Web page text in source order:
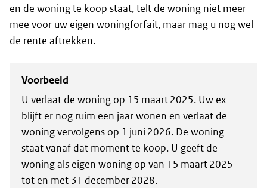
en de woning te koop staat, telt de woning niet meer
mee voor uw eigen woningforfait, maar mag u nog wel
de rente aftrekken.
Voorbeeld
U verlaat de woning op 15 maart 2025. Uw ex
blijft er nog ruim een jaar wonen en verlaat de
woning vervolgens op 1 juni 2026. De woning
staat vanaf dat moment te koop. U geeft de
woning als eigen woning op van 15 maart 2025
tot en met 31 december 2028.